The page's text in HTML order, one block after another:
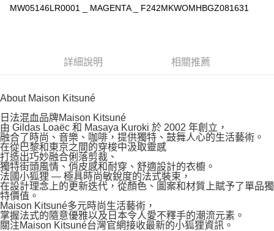
付款後7-11取貨
每筆NT$100，滿NT$3,000(含以上)免運費
MW05146LR0001 _ MAGENTA _ F242MKWOMHBGZ081631
詳細說明 相關推薦
About Maison Kitsuné
日法混血品牌Maison Kitsuné
由 Gildas Loaëc 和 Masaya Kuroki 於 2002 年創立，
融合了時尚、音樂、咖啡，提供獨特、鼓舞人心的生活藝術。
在從巴黎和東京之間的穿梭中汲取靈感
打造出巧妙融合俐落剪裁、
獨特街頭風情、俏皮感和耐穿、舒適設計的衣櫥。
法國小狐狸 — 極具時尚敏銳度的法式裝束，
在設計理念上的更新迭代，從顏色、圖案和材質上賦予了單品獨
特價值。
Maison Kitsuné多元時尚生活藝術，
掌握法式的隨意優雅以及日本令人愛不釋手的潮流元素。
關注Maison Kitsuné台灣官網接收最新的小狐狸資訊。